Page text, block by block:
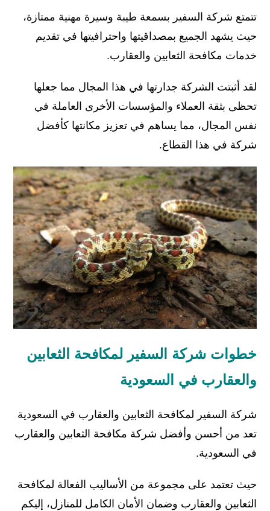
تتمتع شركة السفير بسمعة طيبة وسيرة مهنية ممتازة،
حيث يشهد الجميع بمصداقيتها واحترافيتها في تقديم
خدمات مكافحة الثعابين والعقارب.
لقد أثبتت الشركة جدارتها في هذا المجال مما جعلها
تحظى بثقة العملاء والمؤسسات الأخرى العاملة في
نفس المجال، مما يساهم في تعزيز مكانتها كأفضل
شركة في هذا القطاع.
خطوات شركة السفير لمكافحة الثعابين
والعقارب في السعودية
شركة السفير لمكافحة الثعابين والعقارب في السعودية
تعد من أحسن وأفضل شركة مكافحة الثعابين والعقارب
في السعودية.
حيث تعتمد على مجموعة من الأساليب الفعالة لمكافحة
الثعابين والعقارب وضمان الأمان الكامل للمنازل، إليكم